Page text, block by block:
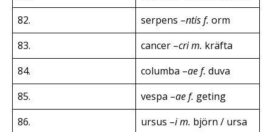
82.
serpens –ntis f. orm
83.
cancer –cri m. kräfta
84.
columba –ae f. duva
85.
vespa –ae f. geting
86.
ursus –i m. björn / ursa